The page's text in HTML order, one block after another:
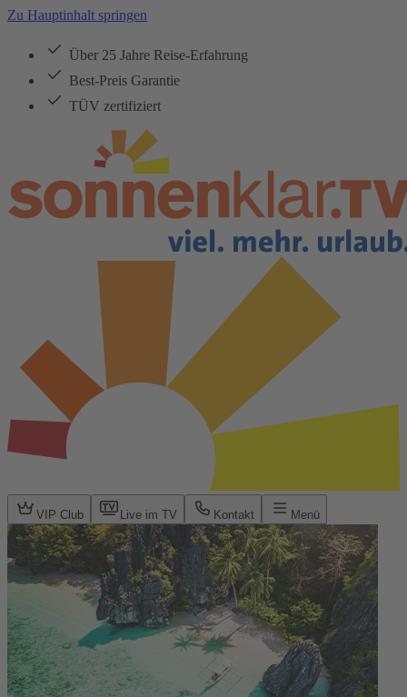
Zu Hauptinhalt springen
Über 25 Jahre Reise-Erfahrung
Best-Preis Garantie
TÜV zertifiziert
VIP Club Live im TV Kontakt Menü